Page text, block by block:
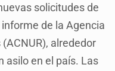
solicitudes de
de la Agencia
alrededor
asilo en el país. Las